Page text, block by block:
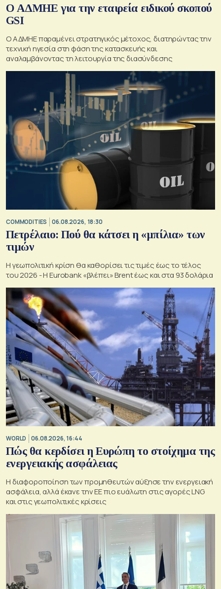
O ΑΔΜΗΕ για την εταιρεία ειδικού σκοπού
GSI
O ΑΔΜΗΕ παραμένει στρατηγικός μέτοχος, διατηρώντας την
τεχνική ηγεσία στη φάση της κατασκευής και
αναλαμβάνοντας τη λειτουργία της διασύνδεσης
COMMODITIES 06.08.2026, 18:30
Πετρέλαιο: Πού θα κάτσει η «μπίλια» των
τιμών
Η γεωπολιτική κρίση θα καθορίσει τις τιμές έως το τέλος
του 2026 - Η Eurobank «βλέπει» Brent έως και στα 93 δολάρια
WORLD 06.08.2026, 16:44
Πώς θα κερδίσει η Ευρώπη το στοίχημα της
ενεργειακής ασφάλειας
Η διαφοροποίηση των προμηθευτών αύξησε την ενεργειακή
ασφάλεια, αλλά έκανε την ΕΕ πιο ευάλωτη στις αγορές LNG
και στις γεωπολιτικές κρίσεις